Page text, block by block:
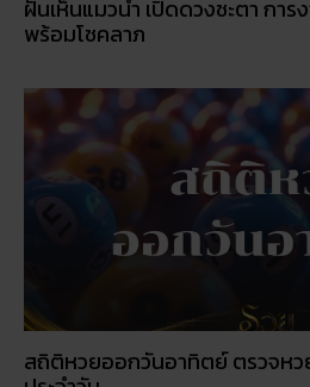
สถิติหวยออกวันอาทิตย์ ตรวจห
ประจำวัน